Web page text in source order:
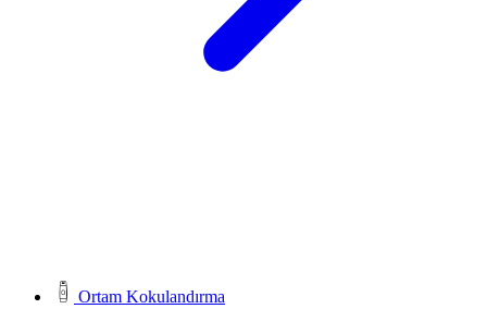
Ortam Kokulandırma